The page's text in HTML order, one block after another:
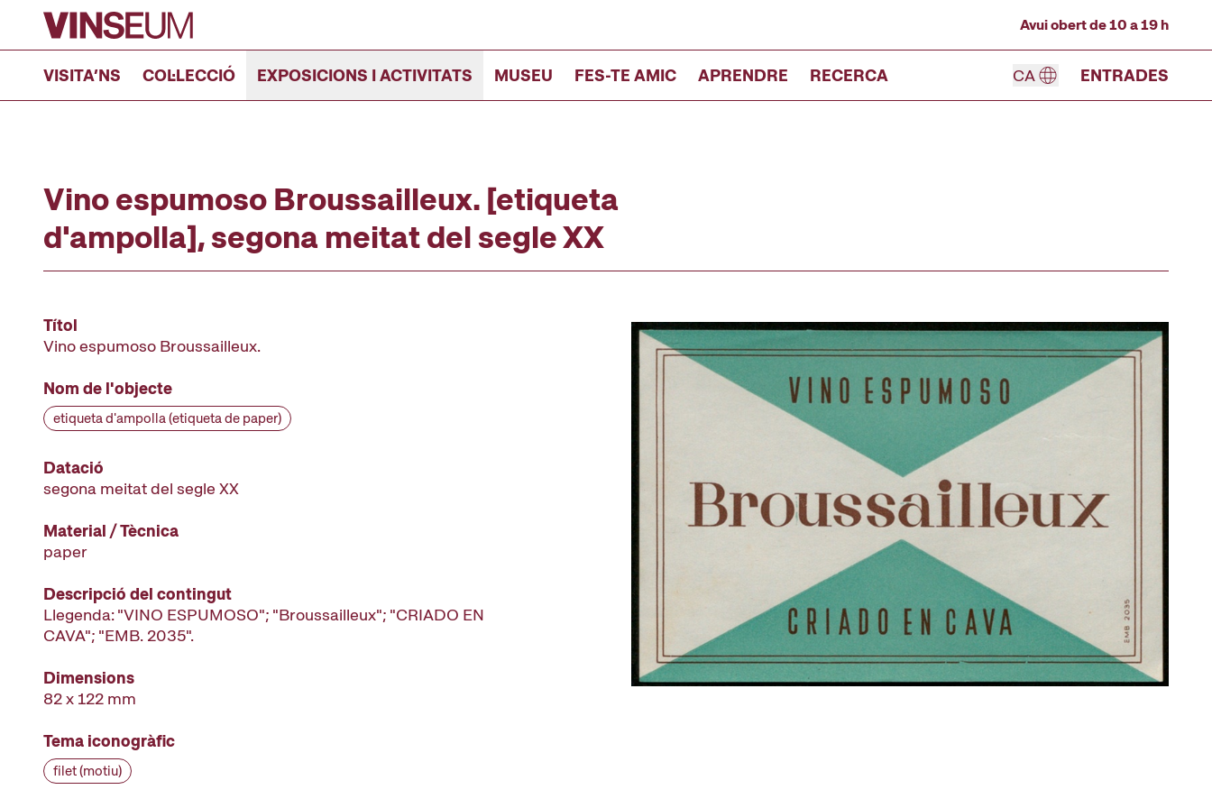
Anar al contingut
Avui obert de 10 a 19 h
VISITA’NS COL·LECCIÓ EXPOSICIONS I ACTIVITATS MUSEU FES-TE AMIC APRENDRE RECERCA CA ENTRADES
Vino espumoso Broussailleux. [etiqueta
d'ampolla], segona meitat del segle XX
Títol
Vino espumoso Broussailleux.
Nom de l'objecte
etiqueta d'ampolla (etiqueta de paper)
Datació
segona meitat del segle XX
Material / Tècnica
paper
Descripció del contingut
Llegenda: "VINO ESPUMOSO"; "Broussailleux"; "CRIADO EN
CAVA"; "EMB. 2035".
Dimensions
82 x 122 mm
Tema iconogràfic
filet (motiu)